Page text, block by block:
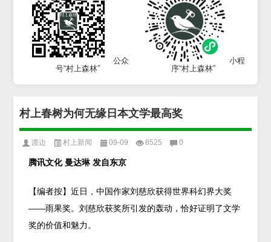
公众
号“村上森林”
小程
序“村上森林”
村上春树为何无缘日本文学最高奖
渡边 村上新闻 09-09 8525 0
腾讯文化 曼达琳 发自东京
【编者按】近日，中国作家刘慈欣获得世界科幻界大奖
——雨果奖。刘慈欣获奖所引发的轰动，恰好证明了文学
奖的价值和魅力。